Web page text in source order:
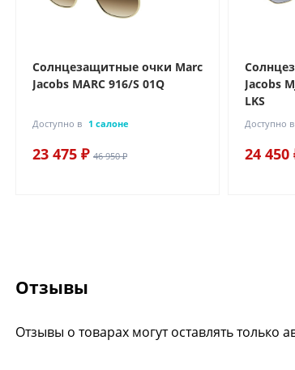
Солнцезащитные очки Marc
Jacobs MARC 916/S 01Q
Доступно в 1 салоне
23 475 ₽ 46 950 ₽
Jacobs
LKS
Доступно в
24 450
Отзывы
Отзывы о товарах могут оставлять только